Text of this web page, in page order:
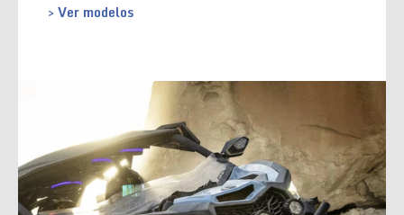
> Ver modelos